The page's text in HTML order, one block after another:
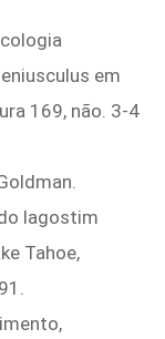
em
169, não. 3‑4
lagostim
Tahoe,